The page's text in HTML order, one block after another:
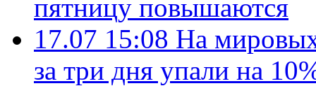
пятницу повышаются
17.07 15:08 На
за три дня упали на